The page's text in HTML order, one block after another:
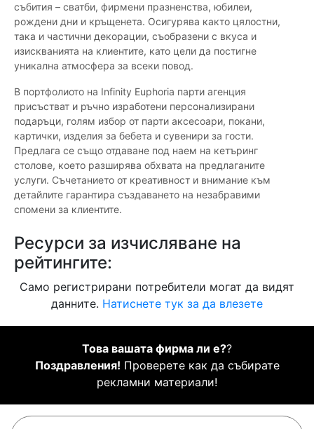
събития – сватби, фирмени празненства, юбилеи,
рождени дни и кръщенета. Осигурява както цялостни,
така и частични декорации, съобразени с вкуса и
изискванията на клиентите, като цели да постигне
уникална атмосфера за всеки повод.
В портфолиото на Infinity Euphoria парти агенция
присъстват и ръчно изработени персонализирани
подаръци, голям избор от парти аксесоари, покани,
картички, изделия за бебета и сувенири за гости.
Предлага се също отдаване под наем на кетъринг
столове, което разширява обхвата на предлаганите
услуги. Съчетанието от креативност и внимание към
детайлите гарантира създаването на незабравими
спомени за клиентите.
Ресурси за изчисляване на
рейтингите:
Само регистрирани потребители могат да видят
данните. Натиснете тук за да влезете
Това вашата фирма ли е??
Поздравления! Проверете как да събирате
рекламни материали!